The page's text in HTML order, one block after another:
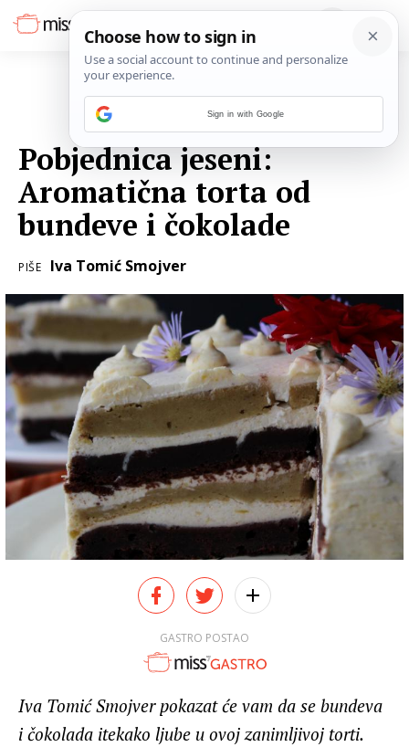
Pobjednica jeseni:
Aromatična torta od
bundeve i čokolade
PIŠE Iva Tomić Smojver
GASTRO POSTAO
Iva Tomić Smojver pokazat će vam da se bundeva
i čokolada itekako ljube u ovoj zanimljivoj torti.
Sign in with Google